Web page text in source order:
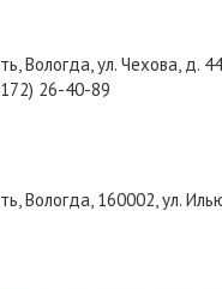
,Вологда,ул. Чехова, д. 44
26-40-89
,Вологда, 160002,ул.